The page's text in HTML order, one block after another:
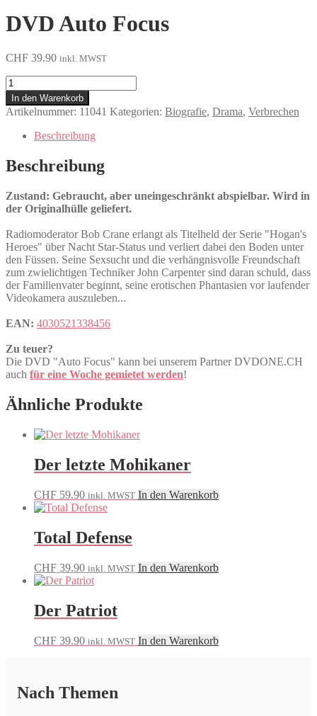
DVD Auto Focus
CHF 39.90 inkl. MWST
Auto
Focus
Menge
In den Warenkorb
Artikelnummer: 11041 Kategorien: Biografie, Drama, Verbrechen
Beschreibung
Beschreibung
Zustand: Gebraucht, aber uneingeschränkt abspielbar. Wird in
der Originalhülle geliefert.
Radiomoderator Bob Crane erlangt als Titelheld der Serie "Hogan's
Heroes" über Nacht Star-Status und verliert dabei den Boden unter
den Füssen. Seine Sexsucht und die verhängnisvolle Freundschaft
zum zwielichtigen Techniker John Carpenter sind daran schuld, dass
der Familienvater beginnt, seine erotischen Phantasien vor laufender
Videokamera auszuleben...
EAN: 4030521338456
Zu teuer?
Die DVD "Auto Focus" kann bei unserem Partner DVDONE.CH
auch für eine Woche gemietet werden!
Ähnliche Produkte
Der letzte Mohikaner
CHF 59.90 inkl. MWST In den Warenkorb
Total Defense
CHF 39.90 inkl. MWST In den Warenkorb
Der Patriot
CHF 39.90 inkl. MWST In den Warenkorb
Nach Themen